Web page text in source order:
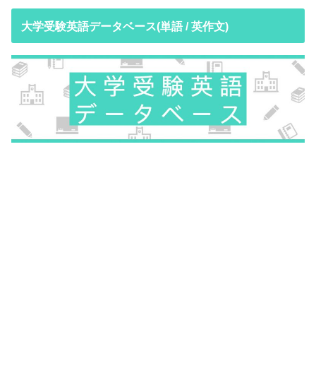
大学受験英語データベース(単語 / 英作文)